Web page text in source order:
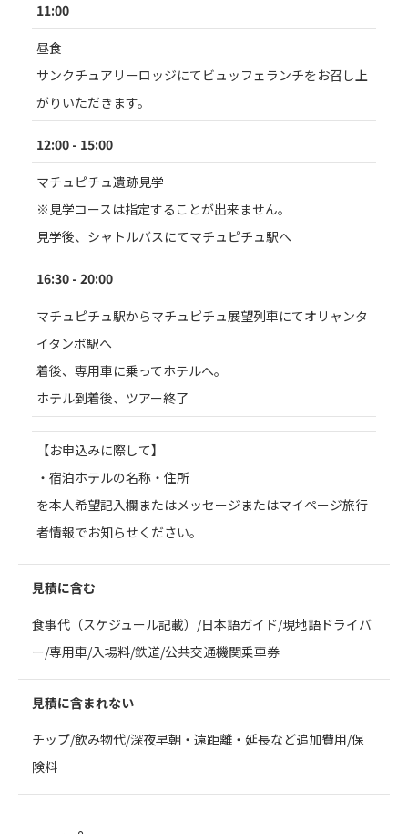
11:00
昼食
サンクチュアリーロッジにてビュッフェランチをお召し上
がりいただきます。
12:00 - 15:00
マチュピチュ遺跡見学
※見学コースは指定することが出来ません。
見学後、シャトルバスにてマチュピチュ駅へ
16:30 - 20:00
マチュピチュ駅からマチュピチュ展望列車にてオリャンタ
イタンボ駅へ
着後、専用車に乗ってホテルへ。
ホテル到着後、ツアー終了
【お申込みに際して】
・宿泊ホテルの名称・住所
を本人希望記入欄またはメッセージまたはマイページ旅行
者情報でお知らせください。
見積に含む
食事代（スケジュール記載）/日本語ガイド/現地語ドライバ
ー/専用車/入場料/鉄道/公共交通機関乗車券
見積に含まれない
チップ/飲み物代/深夜早朝・遠距離・延長など追加費用/保
険料